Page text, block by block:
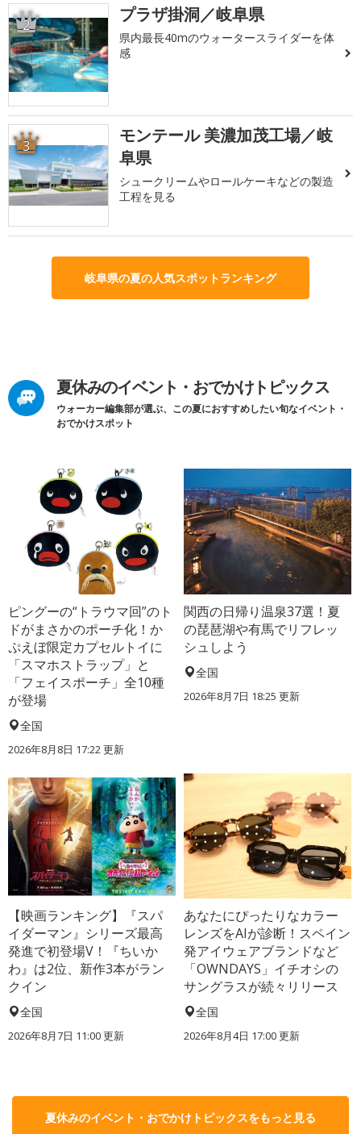
2 プラザ掛洞／岐阜県
県内最長40mのウォータースライダーを体
感
3
モンテール 美濃加茂工場／岐
阜県
シュークリームやロールケーキなどの製造
工程を見る
岐阜県の夏の人気スポットランキング
夏休みのイベント・おでかけトピックス
ウォーカー編集部が選ぶ、この夏におすすめしたい旬なイベント・
おでかけスポット
ピングーの“トラウマ回”のト
ドがまさかのポーチ化！か
ぷえぼ限定カプセルトイに
「スマホストラップ」と
「フェイスポーチ」全10種
が登場
全国
2026年8月8日 17:22更新
関西の日帰り温泉37選！夏
の琵琶湖や有馬でリフレッ
シュしよう
全国
2026年8月7日 18:25 更新
【映画ランキング】『スパ
イダーマン』シリーズ最高
発進で初登場V！『ちいか
わ』は2位、新作3本がラン
クイン
全国
2026年8月7日 11:00更新
あなたにぴったりなカラー
レンズをAIが診断！スペイン
発アイウェアブランドなど
「OWNDAYS」イチオシの
サングラスが続々リリース
全国
2026年8月4日 17:00更新
夏休みのイベント・おでかけトピックスをもっと見る